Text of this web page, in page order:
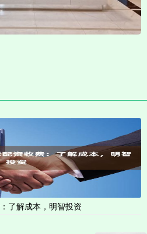
了解成本，明智投资